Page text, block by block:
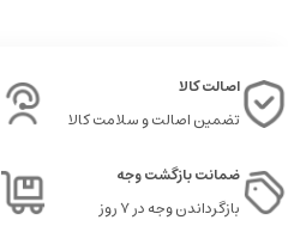
اصالت کالا
تضمین اصالت و سلامت کالا
ضمانت بازگشت وجه
بازگرداندن وجه در ۷ روز